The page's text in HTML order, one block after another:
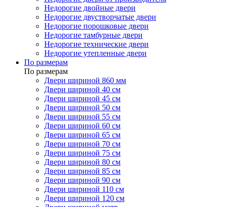
Недорогие двойные двери
Недорогие двустворчатые двери
Недорогие порошковые двери
Недорогие тамбурные двери
Недорогие технические двери
Недорогие утепленные двери
По размерам
По размерам
Двери шириной 860 мм
Двери шириной 40 см
Двери шириной 45 см
Двери шириной 50 см
Двери шириной 55 см
Двери шириной 60 см
Двери шириной 65 см
Двери шириной 70 см
Двери шириной 75 см
Двери шириной 80 см
Двери шириной 85 см
Двери шириной 90 см
Двери шириной 110 см
Двери шириной 120 см